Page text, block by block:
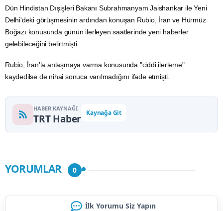
Dün Hindistan Dışişleri Bakanı Subrahmanyam Jaishankar ile Yeni
Delhi'deki görüşmesinin ardından konuşan Rubio, İran ve Hürmüz
Boğazı konusunda günün ilerleyen saatlerinde yeni haberler
gelebileceğini belirtmişti.
Rubio, İran'la anlaşmaya varma konusunda "ciddi ilerleme"
kaydedilse de nihai sonuca varılmadığını ifade etmişti.
HABER KAYNAĞI
TRT Haber Kaynağa Git
YORUMLAR 0
İlk Yorumu Siz Yapın